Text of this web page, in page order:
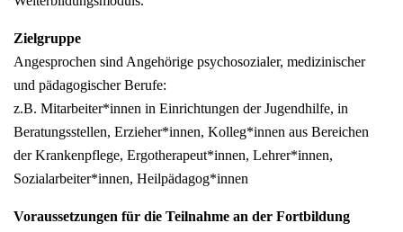
Zielgruppe
Angesprochen sind Angehörige psychosozialer, medizinischer
und pädagogischer Berufe:
z.B. Mitarbeiter*innen in Einrichtungen der Jugendhilfe, in
Beratungsstellen, Erzieher*innen, Kolleg*innen aus Bereichen
der Krankenpflege, Ergotherapeut*innen, Lehrer*innen,
Sozialarbeiter*innen, Heilpädagog*innen
Voraussetzungen für die Teilnahme an der Fortbildung